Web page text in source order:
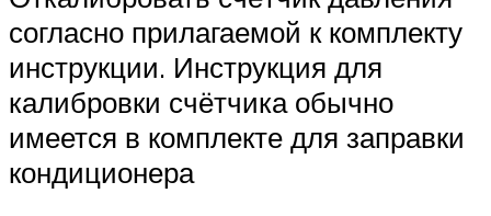
согласно прилагаемой к комплекту
инструкции. Инструкция для
калибровки счётчика обычно
имеется в комплекте для заправки
кондиционера